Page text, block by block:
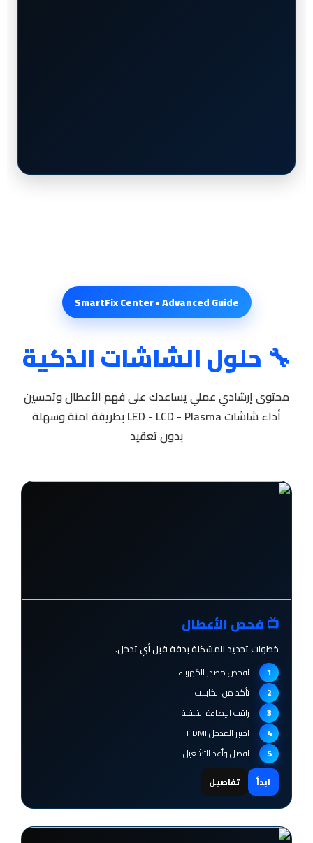
SmartFix Center • Advanced Guide
🔧 حلول الشاشات الذكية
محتوى إرشادي عملي يساعدك على فهم الأعطال وتحسين
أداء شاشات LED - LCD - Plasma بطريقة آمنة وسهلة
بدون تعقيد
📺 فحص الأعطال
خطوات تحديد المشكلة بدقة قبل أي تدخل.
افحص مصدر الكهرباء
تأكد من الكابلات
راقب الإضاءة الخلفية
اختبر المدخل HDMI
افصل وأعد التشغيل
ابدأ
تفاصيل